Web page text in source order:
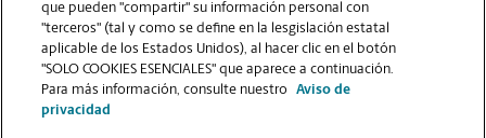
VER LA PÁGINA DE LA TIENDA
que pueden "compartir" su información personal con
"terceros" (tal y como se define en la lesgislación estatal
aplicable de los Estados Unidos), al hacer clic en el botón
"SOLO COOKIES ESENCIALES" que aparece a continuación.
Para más información, consulte nuestro
Aviso de
privacidad